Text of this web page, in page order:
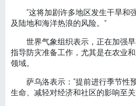
“这将加剧许多地区发生干旱和
及陆地和海洋热浪的风险。”
世界气象组织表示，正在加强
指导防灾准备工作，尤其是在农业
领域。
萨乌洛表示：“提前进行季节性
生命、减轻对经济和社区的影响至关